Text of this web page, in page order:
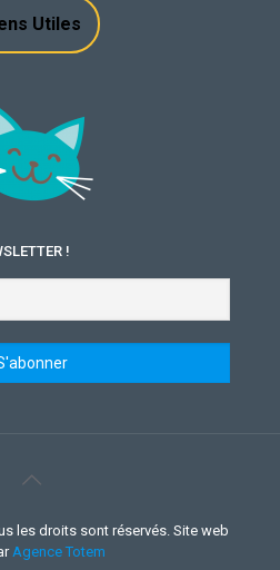
Utiles
!
les droits sont réservés. Site web
Agence Totem